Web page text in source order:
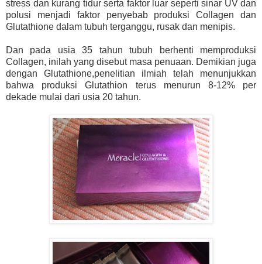
stress dan kurang tidur serta faktor luar seperti sinar UV dan
polusi menjadi faktor penyebab produksi Collagen dan
Glutathione dalam tubuh terganggu, rusak dan menipis.
Dan pada usia 35 tahun tubuh berhenti memproduksi
Collagen, inilah yang disebut masa penuaan. Demikian juga
dengan Glutathione,penelitian ilmiah telah menunjukkan
bahwa produksi Glutathion terus menurun 8-12% per
dekade mulai dari usia 20 tahun.